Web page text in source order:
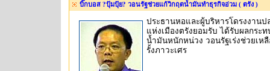
บิ๊กบอส ?ปุ้มปุ้ย? วอนรัฐช่วยแก้วิกฤตน้ำมันทำธุรกิจอ่วม ( ตรัง )
ประธานหอและผู้บริหารโดรงงานป
แห่งเมืองตรังยอมรับ ได้รับผลกระ
น้ำมันหนักหน่วง วอนรัฐเร่งช่วยเห
รั้งภาวะเศร